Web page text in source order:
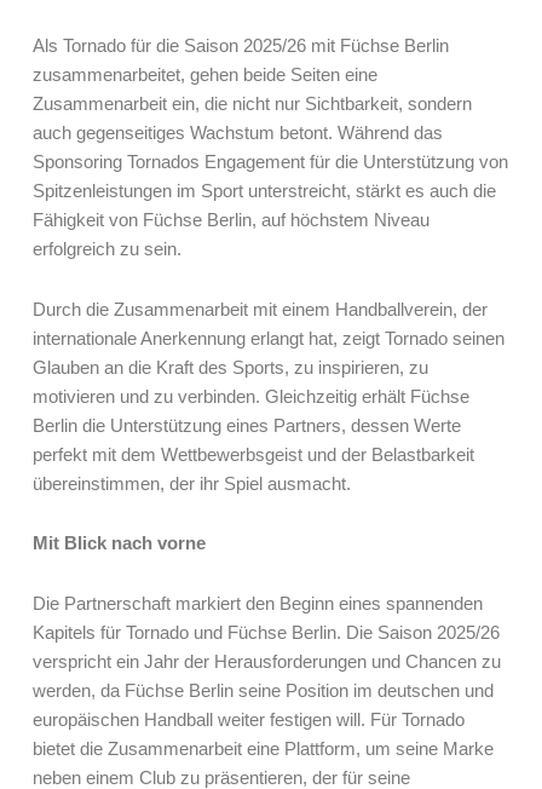
Als Tornado für die Saison 2025/26 mit Füchse Berlin
zusammenarbeitet, gehen beide Seiten eine
Zusammenarbeit ein, die nicht nur Sichtbarkeit, sondern
auch gegenseitiges Wachstum betont. Während das
Sponsoring Tornados Engagement für die Unterstützung von
Spitzenleistungen im Sport unterstreicht, stärkt es auch die
Fähigkeit von Füchse Berlin, auf höchstem Niveau
erfolgreich zu sein.
Durch die Zusammenarbeit mit einem Handballverein, der
internationale Anerkennung erlangt hat, zeigt Tornado seinen
Glauben an die Kraft des Sports, zu inspirieren, zu
motivieren und zu verbinden. Gleichzeitig erhält Füchse
Berlin die Unterstützung eines Partners, dessen Werte
perfekt mit dem Wettbewerbsgeist und der Belastbarkeit
übereinstimmen, der ihr Spiel ausmacht.
Mit Blick nach vorne
Die Partnerschaft markiert den Beginn eines spannenden
Kapitels für Tornado und Füchse Berlin. Die Saison 2025/26
verspricht ein Jahr der Herausforderungen und Chancen zu
werden, da Füchse Berlin seine Position im deutschen und
europäischen Handball weiter festigen will. Für Tornado
bietet die Zusammenarbeit eine Plattform, um seine Marke
neben einem Club zu präsentieren, der für seine